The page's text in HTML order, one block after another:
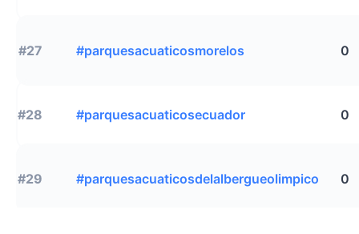
#27 #parquesacuaticosmorelos 0
#28 #parquesacuaticosecuador 0
#29 #parquesacuaticosdelalbergueolimpico 0